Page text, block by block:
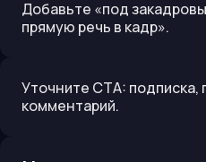
Добавьте «под
прямую речь в кадр».
Уточните CTA: подписка,
комментарий.